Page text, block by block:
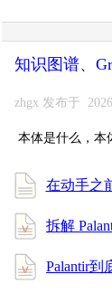
知识图谱、
zhgx 发布于
本体是什么，本
在动手之